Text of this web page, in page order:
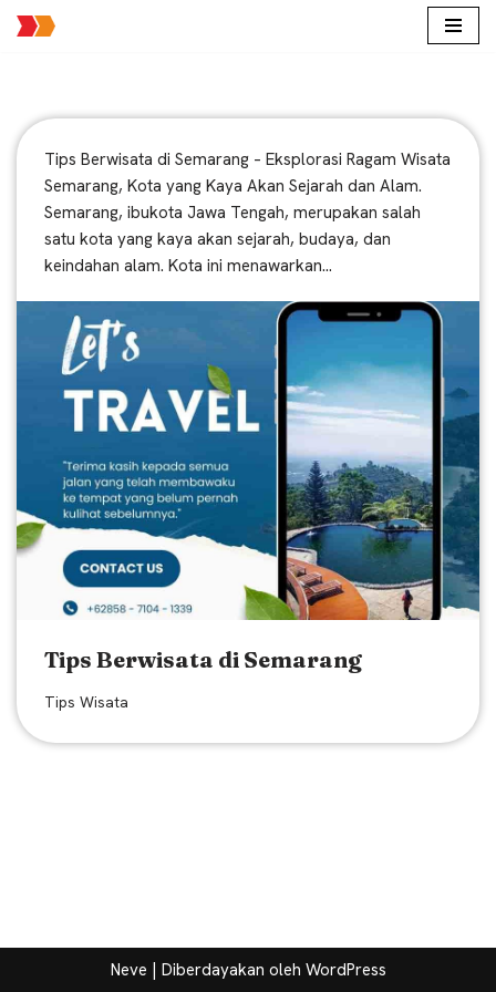
konten
Tips Berwisata di Semarang – Eksplorasi Ragam Wisata
Semarang, Kota yang Kaya Akan Sejarah dan Alam.
Semarang, ibukota Jawa Tengah, merupakan salah
satu kota yang kaya akan sejarah, budaya, dan
keindahan alam. Kota ini menawarkan…
Tips Berwisata di Semarang
Tips Wisata
Neve | Diberdayakan oleh WordPress